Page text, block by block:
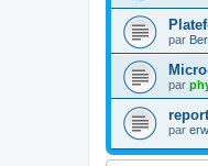
par
par
par